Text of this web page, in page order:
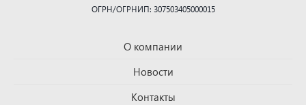
ОГРН/ОГРНИП: 307503405000015
О компании
Новости
Контакты